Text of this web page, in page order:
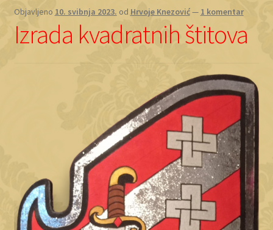
Košarica
Moj račun
Objavljeno 10. svibnja 2023. od Hrvoje Knezović— 1 komentar
Izrada kvadratnih štitova